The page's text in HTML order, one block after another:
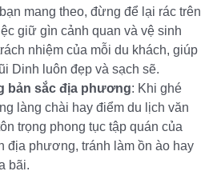
mang theo, đừng để lại rác trên
giữ gìn cảnh quan và vệ sinh
nhiệm của mỗi du khách, giúp
Dinh luôn đẹp và sạch sẽ.
bản sắc địa phương: Khi ghé
làng chài hay điểm du lịch văn
trọng phong tục tập quán của
địa phương, tránh làm ồn ào hay
bãi.